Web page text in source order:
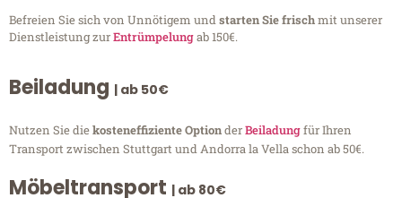
Befreien Sie sich von Unnötigem undstarten Sie frischmit unserer
Dienstleistung zurEntrümpelungab 150€.
Beiladung | ab 50€
Nutzen Sie diekosteneffiziente OptionderBeiladungfür Ihren
Transport zwischen Stuttgart und Andorra la Vella schon ab 50€.
Möbeltransport | ab 80€